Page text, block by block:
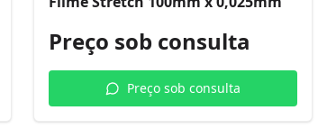
Preço sob consulta
Preço sob consulta